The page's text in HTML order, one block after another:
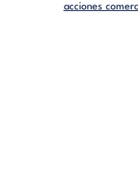
acciones